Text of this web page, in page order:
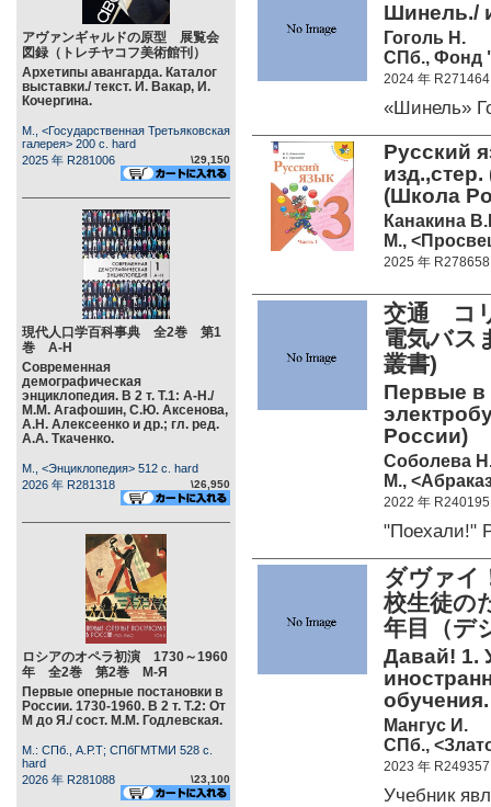
アヴァンギャルドの原型 展覧会
図録（トレチヤコフ美術館刊）
Архетипы авангарда. Каталог
выставки./ текст. И. Вакар, И.
Кочергина.
М., <Государственная Третьяковская
галерея> 200 c. hard
2025 年 R281006
\29,150
現代人口学百科事典 全2巻 第1
巻 А-Н
Современная
демографическая
энциклопедия. В 2 т. Т.1: А-Н./
М.М. Агафошин, С.Ю. Аксенова,
А.Н. Алексеенко и др.; гл. ред.
А.А. Ткаченко.
М., <Энциклопедия> 512 c. hard
2026 年 R281318
\26,950
ロシアのオペラ初演 1730～1960
年 全2巻 第2巻 М-Я
Первые оперные постановки в
России. 1730-1960. В 2 т. Т.2: От
М до Я./ сост. М.М. Годлевская.
М.: СПб., А.Р.Т; СПбГМТМИ 528 c.
hard
2026 年 R281088
\23,100
Шинель./
Гоголь Н.
СПб., Фонд
2024 年 R271464
«Шинель»
Русский
(Школа
Канакина
М.,
2025 年 R278658
交通 コ
電気バ
叢書)
Первые в
России)
Соболева
М.,
2022 年 R240195
"Поехали!"
ダヴァ
校生徒の
年目（デ
Давай! 1.
Мангус И.
СПб.,
2023 年 R249357
Учебник